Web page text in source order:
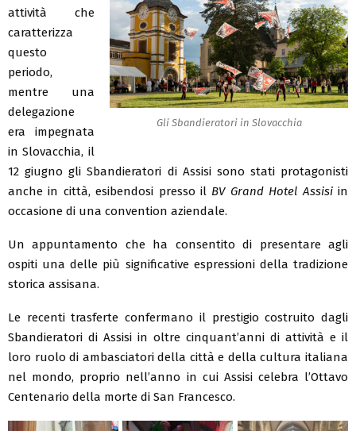
Gli Sbandieratori in Slovacchia
attività che
caratterizza
questo
periodo,
mentre una
delegazione
era impegnata
in Slovacchia, il
12 giugno gli Sbandieratori di Assisi sono stati protagonisti
anche in città, esibendosi presso il BV Grand Hotel Assisiin
occasione di una convention aziendale.
Un appuntamento che ha consentito di presentare agli
ospiti una delle più significative espressioni della tradizione
storica assisana.
Le recenti trasferte confermano il prestigio costruito dagli
Sbandieratori di Assisi in oltre cinquant’anni di attività e il
loro ruolo di ambasciatori della città e della cultura italiana
nel mondo, proprio nell’anno in cui Assisi celebra l’Ottavo
Centenario della morte di San Francesco.